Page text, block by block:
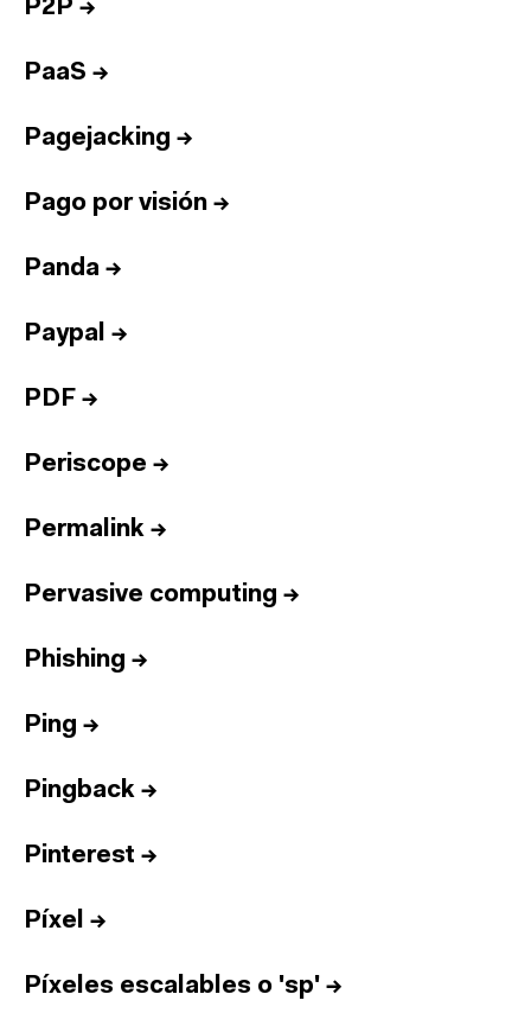
P2P →
PaaS →
Pagejacking →
Pago por visión →
Panda →
Paypal →
PDF →
Periscope →
Permalink →
Pervasive computing →
Phishing →
Ping →
Pingback →
Pinterest →
Píxel →
Píxeles escalables o 'sp' →